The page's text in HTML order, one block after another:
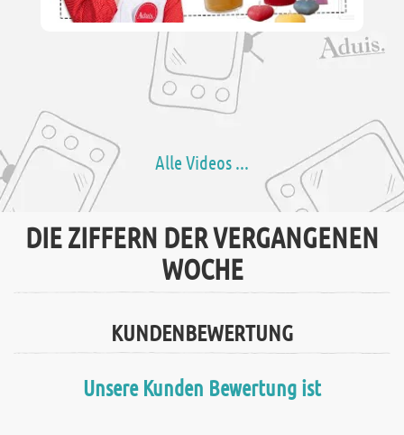
Alle Videos ...
DIE ZIFFERN DER VERGANGENEN
WOCHE
KUNDENBEWERTUNG
Unsere Kunden Bewertung ist